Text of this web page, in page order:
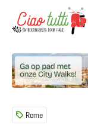
Rome